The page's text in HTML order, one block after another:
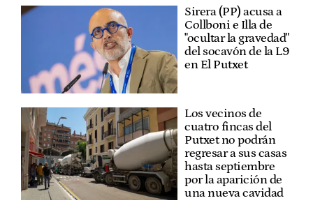
Sirera (PP) acusa a
Collboni e Illa de
"ocultar la gravedad"
del socavón de la L9
en El Putxet
Los vecinos de
cuatro fincas del
Putxet no podrán
regresar a sus casas
hasta septiembre
por la aparición de
una nueva cavidad